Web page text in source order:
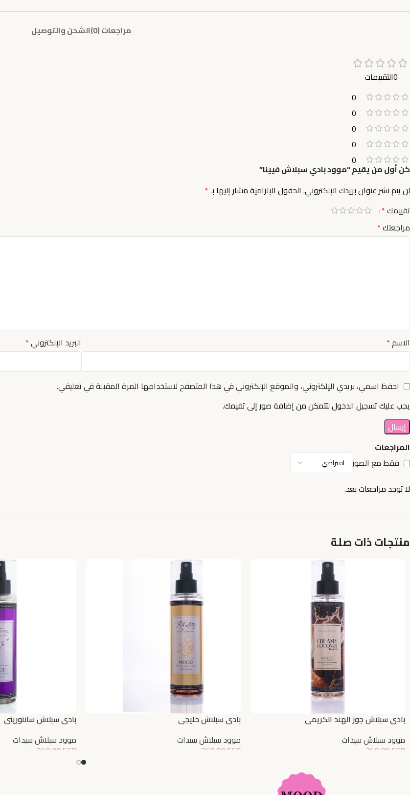
مراجعات (0) الشحن والتوصيل
0التقييمات
0
0
0
0
0
المراجعات
فقط مع الصور
لا توجد مراجعات بعد.
كن أول من يقيم “موود بادي سبلاش فيينا”
لن يتم نشر عنوان بريدك الإلكتروني. الحقول الإلزامية مشار إليها بـ*
تقييمك*
مراجعتك*
الاسم* البريد الإلكتروني*
احفظ اسمي، بريدي الإلكتروني، والموقع الإلكتروني في هذا المتصفح لاستخدامها المرة المقبلة في تعليقي.
يجب عليك تسجيل الدخول لتتمكن من إضافة صور إلى تقيمك.
منتجات ذات صلة
بادي سبلاش جوز الهند الكريمي
موود سبلاش سيدات
350,00EGP
بادي سبلاش خليجي
موود سبلاش سيدات
350,00EGP
بادي سبلاش سانتوريني
موود سبلاش سيدات
350,00EGP